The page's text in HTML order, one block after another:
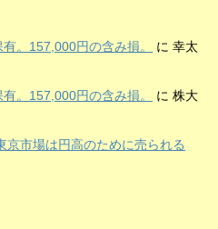
。157,000円の含み損。 に 幸太
。157,000円の含み損。
に 株大
京市場は円高のために売られる